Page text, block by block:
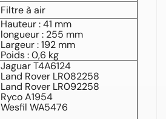
Filtre à air
Hauteur : 41 mm
longueur : 255 mm
Largeur : 192 mm
Poids : 0,6 kg
Jaguar T4A6124
Land Rover LR082258
Land Rover LR092258
Ryco A1954
Wesfil WA5476